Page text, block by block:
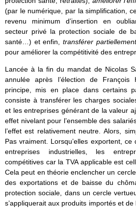
(par le numérique, par la simplification,
revenu minimum d’insertion en
secteur privé la protection sociale de
santé…) et enfin, transférer
pour améliorer la compétitivité des
Lancée à la fin du mandat de Nicolas
annulée après l’élection de François
principe, mis en place dans certains
consiste à transférer les charges
et les entreprises générant de la valeur
effet nivelant pour l’ensemble des
l’effet est relativement neutre. Alors,
Pas vraiment. Lorsqu’elles exportent,
entreprises industrielles, les
compétitives car la TVA applicable est
Cela peut en théorie enclencher un
des exportations et de baisse du
protection sociale, dans un cercle
s’appliquerait aux produits importés et